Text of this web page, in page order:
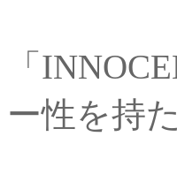
「
ー性を持